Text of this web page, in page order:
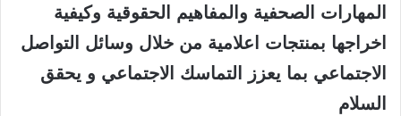
المهارات الصحفية والمفاهيم الحقوقية وكيفية
اخراجها بمنتجات اعلامية من خلال وسائل التواصل
الاجتماعي بما يعزز التماسك الاجتماعي و يحقق
السلام